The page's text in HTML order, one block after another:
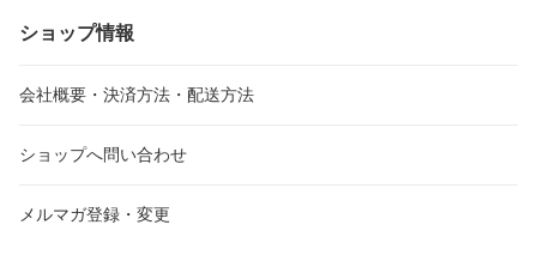
対応 冷蔵保存 温め直し
耐熱 保存鉢 飯器 おしゃ
ット ギフト 白 黒 万
古焼 萬古焼
ご飯鍋 炊飯土鍋 ガス 萬
古焼 おすすめ
ショップ情報
会社概要・決済方法・配送方法
ショップへ問い合わせ
メルマガ登録・変更